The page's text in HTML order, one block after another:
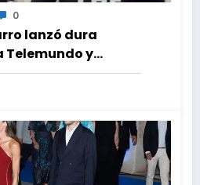
0
lanzó dura
y
hacen en su contra